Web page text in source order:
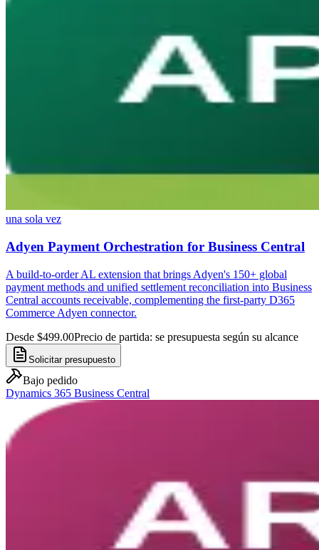
una sola vez
Adyen Payment Orchestration for Business Central
A build-to-order AL extension that brings Adyen's 150+ global
payment methods and unified settlement reconciliation into Business
Central accounts receivable, complementing the first-party D365
Commerce Adyen connector.
Desde $499.00Precio de partida: se presupuesta según su alcance
Solicitar presupuesto
Bajo pedido
Dynamics 365 Business Central